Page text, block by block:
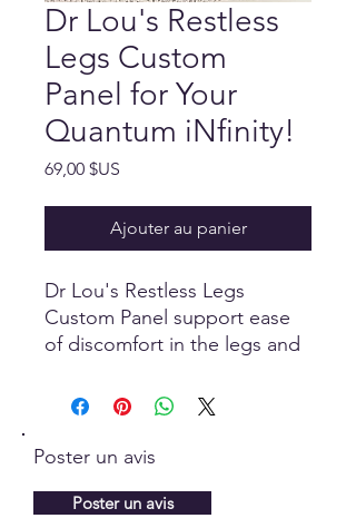
Dr Lou's Restless
Legs Custom
Panel for Your
Quantum iNfinity!
69,00 $US
Ajouter au panier
Dr Lou's Restless Legs
Custom Panel support ease
of discomfort in the legs and
circulation.
Poster un avis
Poster un avis